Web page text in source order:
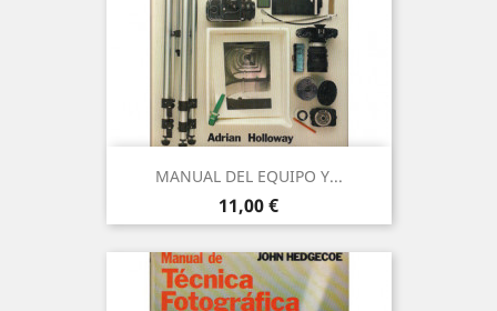
MANUAL DEL EQUIPO Y...
Precio
11,00 €